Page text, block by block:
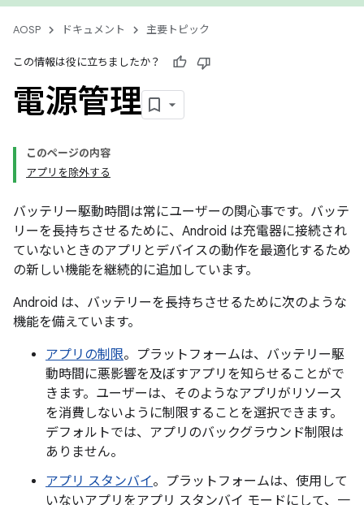
AOSP ドキュメント 主要トピック
この情報は役に立ちましたか？
電源管理
このページの内容
アプリを除外する
バッテリー駆動時間は常にユーザーの関心事です。バッテ
リーを長持ちさせるために、Android は充電器に接続され
ていないときのアプリとデバイスの動作を最適化するため
の新しい機能を継続的に追加しています。
Android は、バッテリーを長持ちさせるために次のような
機能を備えています。
アプリの制限。プラットフォームは、バッテリー駆
動時間に悪影響を及ぼすアプリを知らせることがで
きます。ユーザーは、そのようなアプリがリソース
を消費しないように制限することを選択できます。
デフォルトでは、アプリのバックグラウンド制限は
ありません。
アプリ スタンバイ。プラットフォームは、使用して
いないアプリをアプリ スタンバイ モードにして、一